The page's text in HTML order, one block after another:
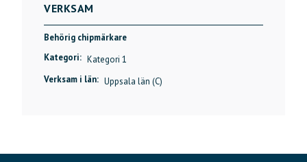
VERKSAM
Behörig chipmärkare
Kategori: Kategori 1
Verksam i län: Uppsala län (C)